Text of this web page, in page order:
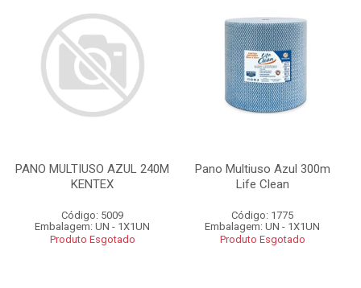
PANO MULTIUSO AZUL 240M
KENTEX
Código: 5009
Embalagem: UN - 1X1UN
Produto Esgotado
Pano Multiuso Azul 300m
Life Clean
Código: 1775
Embalagem: UN - 1X1UN
Produto Esgotado